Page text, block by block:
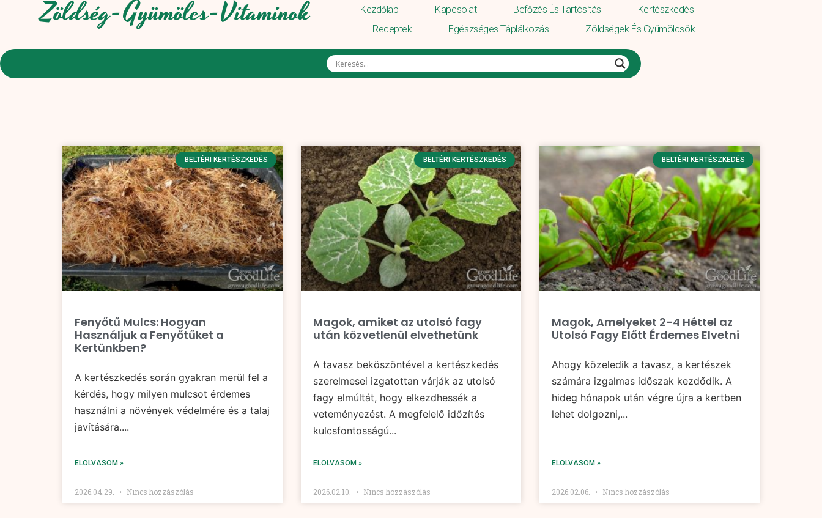
Zöldség-Gyümölcs-Vitaminok Kezdőlap Kapcsolat Befőzés És Tartósítás
Kertészkedés
Receptek
Egészséges Táplálkozás Zöldségek És Gyümölcsök
BELTÉRI KERTÉSZKEDÉS
Fenyőtű Mulcs: Hogyan
Használjuk a Fenyőtűket a
Kertünkben?
A kertészkedés során gyakran merül fel a
kérdés, hogy milyen mulcsot érdemes
használni a növények védelmére és a talaj
javítására....
ELOLVASOM »
2026.04.29. Nincs hozzászólás
BELTÉRI KERTÉSZKEDÉS
Magok, amiket az utolsó fagy
után közvetlenül elvethetünk
A tavasz beköszöntével a kertészkedés
szerelmesei izgatottan várják az utolsó
fagy elmúltát, hogy elkezdhessék a
veteményezést. A megfelelő időzítés
kulcsfontosságú...
ELOLVASOM »
2026.02.10. Nincs hozzászólás
BELTÉRI KERTÉSZKEDÉS
Magok, Amelyeket 2-4 Héttel az
Utolsó Fagy Előtt Érdemes Elvetni
Ahogy közeledik a tavasz, a kertészek
számára izgalmas időszak kezdődik. A
hideg hónapok után végre újra a kertben
lehet dolgozni,...
ELOLVASOM »
2026.02.06. Nincs hozzászólás